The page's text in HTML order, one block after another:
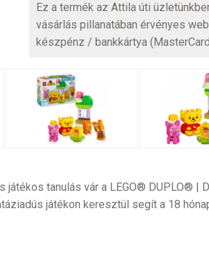
Ez a termék az Attila úti
vásárlás pillanatában érvényes
készpénz / bankkártya
tanulás vár a LEGO® DUPLO® |
játékon keresztül segít a 18